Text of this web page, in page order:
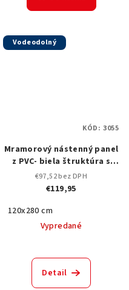
Vodeodolný
Mramorový nástenný panel
z PVC- biela štruktúra s
jemnými sivými a zlatými
žilami-3055 -120x280 cm
€97,52 bez DPH
€119,95
120x280 cm
Vypredané
Detail
KÓD: 3055